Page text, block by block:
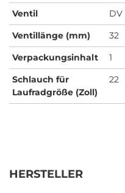
Ventil
DV
Ventillänge (mm)
32
Verpackungsinhalt
1
Schlauch für
Laufradgröße (Zoll)
22
HERSTELLER